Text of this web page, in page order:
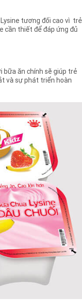
tương đối cao vì trẻ
cần thiết để đáp ứng đủ
bữa ăn chính sẽ giúp trẻ
và sự phát triển hoàn